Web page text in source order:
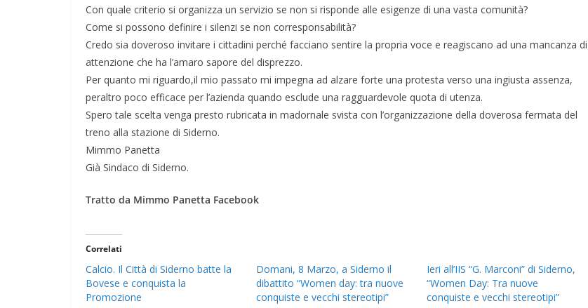
Con quale criterio si organizza un servizio se non si risponde alle esigenze di una vasta comunità?
Come si possono definire i silenzi se non corresponsabilità?
Credo sia doveroso invitare i cittadini perché facciano sentire la propria voce e reagiscano ad una mancanza di
attenzione che ha l’amaro sapore del disprezzo.
Per quanto mi riguardo,il mio passato mi impegna ad alzare forte una protesta verso una ingiusta assenza,
peraltro poco efficace per l’azienda quando esclude una ragguardevole quota di utenza.
Spero tale scelta venga presto rubricata in madornale svista con l’organizzazione della doverosa fermata del
treno alla stazione di Siderno.
Mimmo Panetta
Già Sindaco di Siderno.
Tratto da Mimmo Panetta Facebook
Correlati
Calcio. Il Città di Siderno batte la
Bovese e conquista la
Promozione
Domani, 8 Marzo, a Siderno il
dibattito “Women day: tra nuove
conquiste e vecchi stereotipi”
Ieri all’IIS “G. Marconi” di Siderno,
“Women Day: Tra nuove
conquiste e vecchi stereotipi”